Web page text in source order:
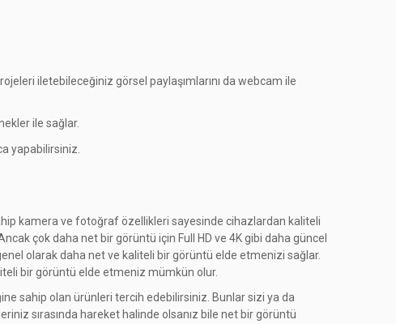
iletebileceğiniz görsel paylaşımlarını da webcam ile
ile sağlar.
yapabilirsiniz.
kamera ve fotoğraf özellikleri sayesinde cihazlardan kaliteli
çok daha net bir görüntü için Full HD ve 4K gibi daha güncel
olarak daha net ve kaliteli bir görüntü elde etmenizi sağlar.
bir görüntü elde etmeniz mümkün olur.
sahip olan ürünleri tercih edebilirsiniz. Bunlar sizi ya da
sırasında hareket halinde olsanız bile net bir görüntü